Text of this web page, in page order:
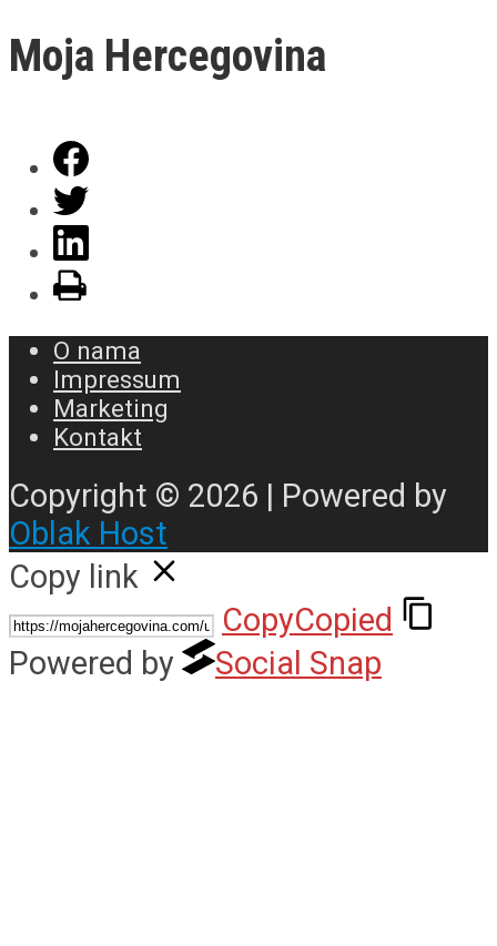
Moja Hercegovina
O nama
Impressum
Marketing
Kontakt
Copyright © 2026 | Powered by
Oblak Host
Copy link
CopyCopied
Powered by
Social Snap